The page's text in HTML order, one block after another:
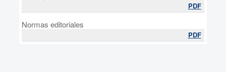
PDF
Normas editoriales
PDF